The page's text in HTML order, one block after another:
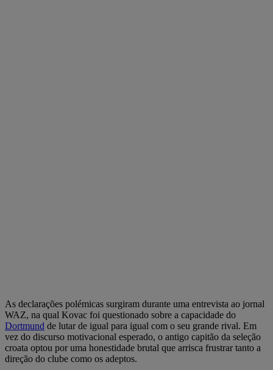
As declarações polémicas surgiram durante uma entrevista ao jornal
WAZ, na qual Kovac foi questionado sobre a capacidade do
Dortmund de lutar de igual para igual com o seu grande rival. Em
vez do discurso motivacional esperado, o antigo capitão da seleção
croata optou por uma honestidade brutal que arrisca frustrar tanto a
direção do clube como os adeptos.